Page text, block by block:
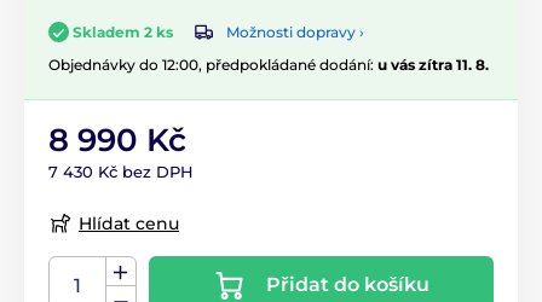
Skladem 2 ks
Možnosti dopravy ›
Objednávky do 12:00, předpokládané dodání: u vás zítra 11. 8.
8 990 Kč
7 430 Kč bez DPH
Hlídat cenu
Přidat do košíku